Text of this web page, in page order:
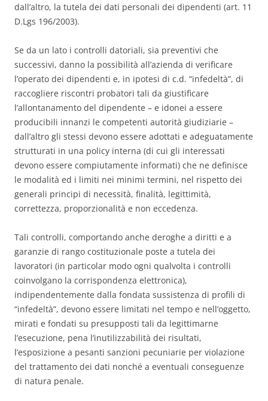
dall’altro, la tutela dei dati personali dei dipendenti (art. 11
D.Lgs 196/2003).
Se da un lato i controlli datoriali, sia preventivi che
successivi, danno la possibilità all’azienda di verificare
l’operato dei dipendenti e, in ipotesi di c.d. “infedeltà”, di
raccogliere riscontri probatori tali da giustificare
l’allontanamento del dipendente – e idonei a essere
producibili innanzi le competenti autorità giudiziarie –
dall’altro gli stessi devono essere adottati e adeguatamente
strutturati in una policy interna (di cui gli interessati
devono essere compiutamente informati) che ne definisce
le modalità ed i limiti nei minimi termini, nel rispetto dei
generali principi di necessità, finalità, legittimità,
correttezza, proporzionalità e non eccedenza.
Tali controlli, comportando anche deroghe a diritti e a
garanzie di rango costituzionale poste a tutela dei
lavoratori (in particolar modo ogni qualvolta i controlli
coinvolgano la corrispondenza elettronica),
indipendentemente dalla fondata sussistenza di profili di
“infedeltà”, devono essere limitati nel tempo e nell’oggetto,
mirati e fondati su presupposti tali da legittimarne
l’esecuzione, pena l’inutilizzabilità dei risultati,
l’esposizione a pesanti sanzioni pecuniarie per violazione
del trattamento dei dati nonché a eventuali conseguenze
di natura penale.